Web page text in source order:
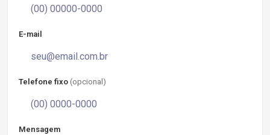
E-mail
Telefone fixo (opcional)
Mensagem